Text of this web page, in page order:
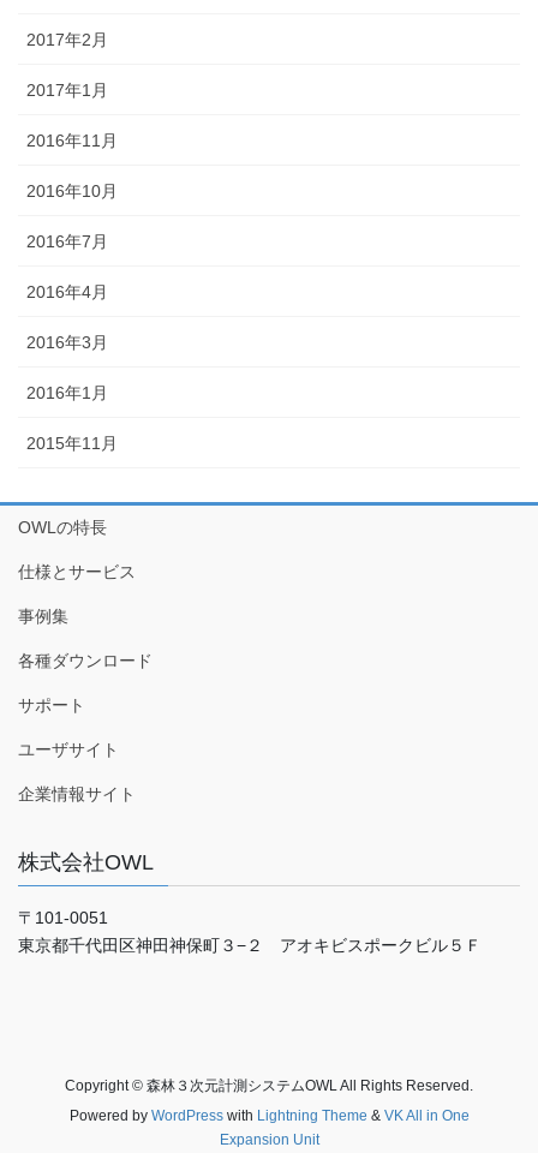
2017年2月
2017年1月
2016年11月
2016年10月
2016年7月
2016年4月
2016年3月
2016年1月
2015年11月
OWLの特長
仕様とサービス
事例集
各種ダウンロード
サポート
ユーザサイト
企業情報サイト
株式会社OWL
〒101-0051
東京都千代田区神田神保町３−２ アオキビスポークビル５Ｆ
Copyright © 森林３次元計測システムOWL All Rights Reserved.
Powered by WordPresswith Lightning Theme & VK All in One
Expansion Unit